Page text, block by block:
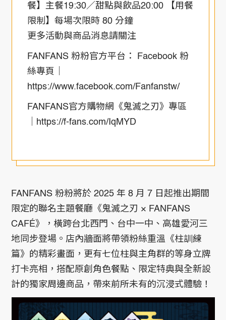
餐】主餐19:30／甜點與飲品20:00 【用餐
限制】每場次限時 80 分鐘
更多活動與商品消息請關注
FANFANS 粉粉官方平台： Facebook 粉
絲專頁｜
https://www.facebook.com/Fanfanstw/
FANFANS官方購物網《鬼滅之刃》專區
｜https://f-fans.com/IqMYD
FANFANS 粉粉將於 2025 年 8 月 7 日起推出期間
限定的聯名主題餐廳《鬼滅之刃 × FANFANS
CAFÉ》，橫跨台北西門、台中一中、高雄愛河三
地同步登場。店內牆面將帶領粉絲重溫《柱訓練
篇》的精彩畫面，更有七位柱與主角群的等身立牌
打卡亮相，搭配原創角色餐點、限定特典與全新設
計的獨家周邊商品，帶來前所未有的沉浸式體驗！